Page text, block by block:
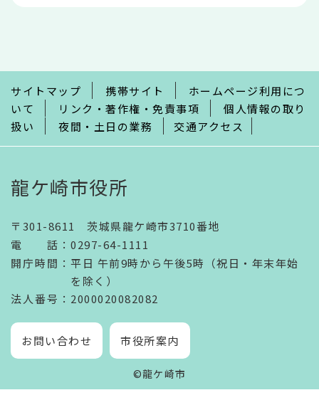
で
サイトマップ 携帯サイト
ホームページ利用につ
いて
リンク・著作権・免責事項
個人情報の取り
扱い
夜間・土日の業務 交通アクセス
龍ケ崎市役所
〒301-8611 茨城県龍ケ崎市3710番地
電話 ： 0297-64-1111
開庁時間 ： 平日 午前9時から午後5時（祝日・年末年始
を除く）
法人番号 ：2000020082082
お問い合わせ 市役所案内
©龍ケ崎市